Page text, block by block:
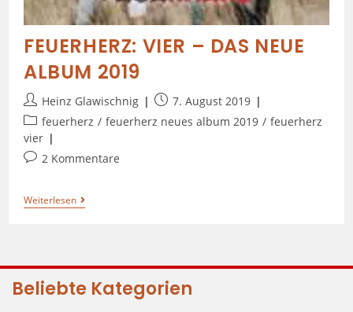
FEUERHERZ: VIER – DAS NEUE
ALBUM 2019
Heinz Glawischnig
7. August 2019
feuerherz / feuerherz neues album 2019 / feuerherz
vier
2 Kommentare
Weiterlesen
Beliebte Kategorien